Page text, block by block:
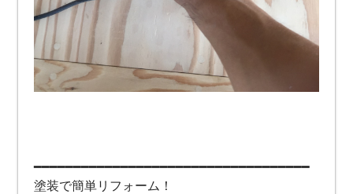
━━━━━━━━━━━━━━━━━━━━━━━━━━━━━━━━━━━
塗装で簡単リフォーム！